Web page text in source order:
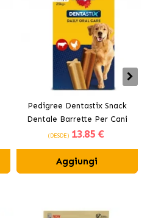
Pedigree Dentastix Snack
Dentale Barrette Per Cani
Grandi +25 kg
(DESDE) 13.85 €
Aggiungi